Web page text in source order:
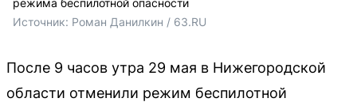
Источник: Роман Данилкин / 63.RU
После 9 часов утра 29 мая в Нижегородской
области отменили режим беспилотной